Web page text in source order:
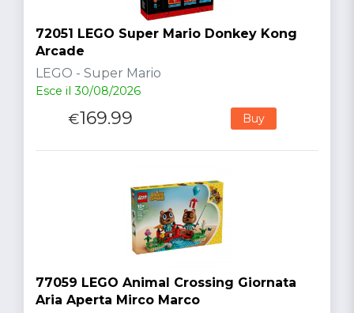
72051 LEGO Super Mario Donkey Kong
Arcade
LEGO - Super Mario
Esce il 30/08/2026
€169.99 Buy
77059 LEGO Animal Crossing Giornata
Aria Aperta Mirco Marco